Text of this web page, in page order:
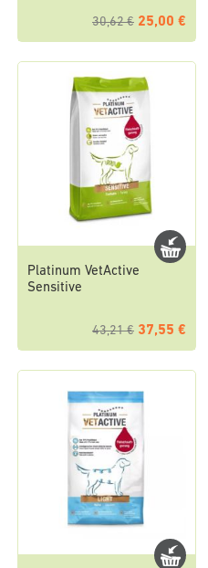
30,62 € 25,00 €
Platinum VetActive
Sensitive
43,21 € 37,55 €